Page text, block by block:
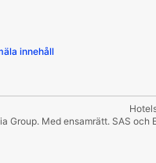
innehåll
Med ensamrätt. SAS och